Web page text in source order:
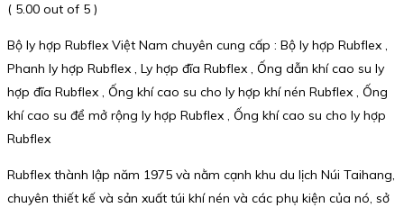
( 5.00 out of 5 )
Bộ ly hợp Rubflex Việt Nam chuyên cung cấp : Bộ ly hợp Rubflex ,
Phanh ly hợp Rubflex , Ly hợp đĩa Rubflex , Ống dẫn khí cao su ly
hợp đĩa Rubflex , Ống khí cao su cho ly hợp khí nén Rubflex , Ống
khí cao su để mở rộng ly hợp Rubflex , Ống khí cao su cho ly hợp
Rubflex
Rubflex thành lập năm 1975 và nằm cạnh khu du lịch Núi Taihang,
chuyên thiết kế và sản xuất túi khí nén và các phụ kiện của nó, sở